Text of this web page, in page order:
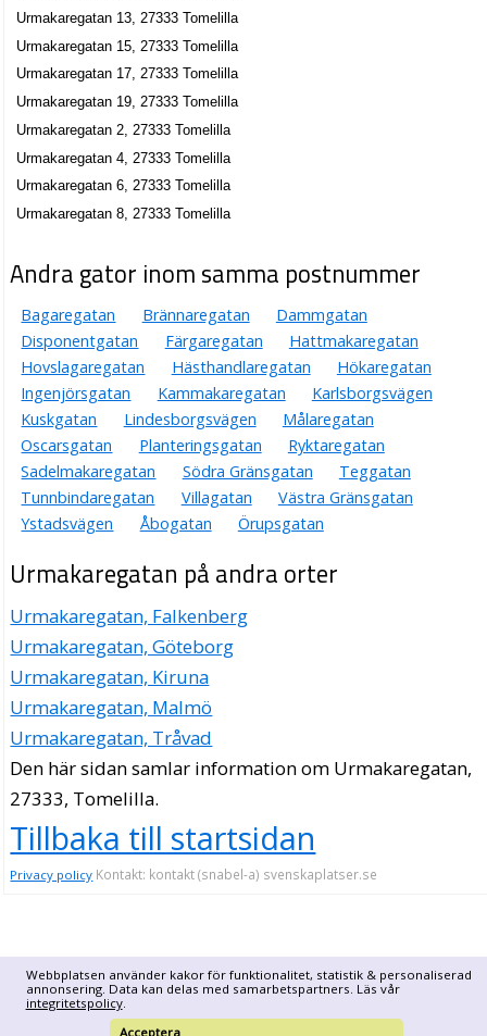
Webbplatsen använder kakor för funktionalitet, statistik & personaliserad
annonsering. Data kan delas med samarbetspartners. Läs vår
integritetspolicy.
Acceptera
Urmakaregatan 13, 27333 Tomelilla
Urmakaregatan 15, 27333 Tomelilla
Urmakaregatan 17, 27333 Tomelilla
Urmakaregatan 19, 27333 Tomelilla
Urmakaregatan 2, 27333 Tomelilla
Urmakaregatan 4, 27333 Tomelilla
Urmakaregatan 6, 27333 Tomelilla
Urmakaregatan 8, 27333 Tomelilla
Andra gator inom samma postnummer
Bagaregatan Brännaregatan
Dammgatan
Disponentgatan
Färgaregatan
Hattmakaregatan
Hovslagaregatan
Hästhandlaregatan
Hökaregatan
Ingenjörsgatan
Kammakaregatan
Karlsborgsvägen
Kuskgatan
Lindesborgsvägen
Målaregatan
Oscarsgatan
Planteringsgatan
Ryktaregatan
Sadelmakaregatan
Södra Gränsgatan
Teggatan
Tunnbindaregatan
Villagatan
Västra Gränsgatan
Ystadsvägen
Åbogatan Örupsgatan
Urmakaregatan på andra orter
Urmakaregatan, Falkenberg
Urmakaregatan, Göteborg
Urmakaregatan, Kiruna
Urmakaregatan, Malmö
Urmakaregatan, Tråvad
Den här sidan samlar information om Urmakaregatan,
27333, Tomelilla.
Tillbaka till startsidan
Privacy policy Kontakt: kontakt (snabel-a) svenskaplatser.se